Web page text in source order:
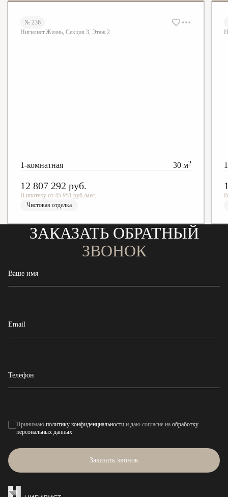
№ 236
Нигилист.Жизнь, Секция 3, Этаж 2
1-комнатная 30 м2
12 807 292 руб.
В ипотеку от 45 951 руб./мес.
Чистовая отделка
ЗАКАЗАТЬ ОБРАТНЫЙ
ЗВОНОК
Ваше имя
Email
Телефон
Принимаю политику конфиденциальностии даю согласие на обработку
персональных данных
Заказать звонок